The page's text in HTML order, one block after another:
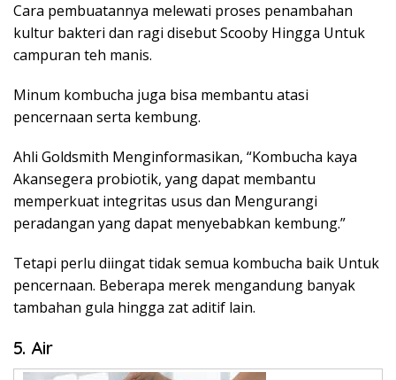
Cara pembuatannya melewati proses penambahan
kultur bakteri dan ragi disebut Scooby Hingga Untuk
campuran teh manis.
Minum kombucha juga bisa membantu atasi
pencernaan serta kembung.
Ahli Goldsmith Menginformasikan, “Kombucha kaya
Akansegera probiotik, yang dapat membantu
memperkuat integritas usus dan Mengurangi
peradangan yang dapat menyebabkan kembung.”
Tetapi perlu diingat tidak semua kombucha baik Untuk
pencernaan. Beberapa merek mengandung banyak
tambahan gula hingga zat aditif lain.
5. Air